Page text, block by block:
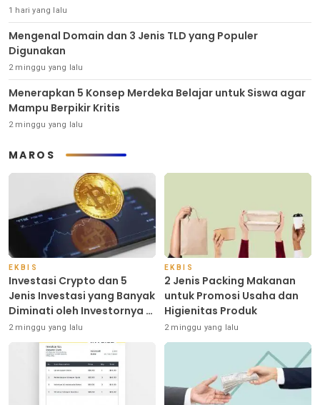
1 hari yang lalu
Mengenal Domain dan 3 Jenis TLD yang Populer
Digunakan
2 minggu yang lalu
Menerapkan 5 Konsep Merdeka Belajar untuk Siswa agar
Mampu Berpikir Kritis
2 minggu yang lalu
MAROS
EKBIS
Investasi Crypto dan 5
Jenis Investasi yang Banyak
Diminati oleh Investornya di
Indonesia
2 minggu yang lalu
EKBIS
2 Jenis Packing Makanan
untuk Promosi Usaha dan
Higienitas Produk
2 minggu yang lalu